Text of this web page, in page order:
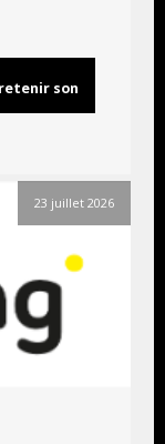
son
23 juillet 2026